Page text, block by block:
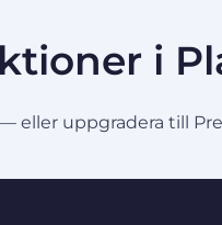
i
eller uppgradera till